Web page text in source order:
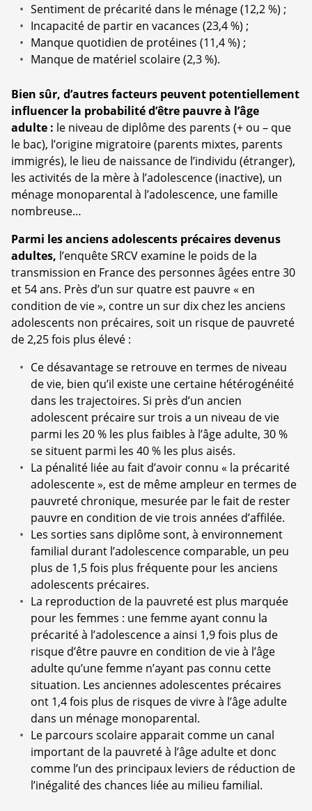
Sentiment de précarité dans le ménage (12,2 %) ;
Incapacité de partir en vacances (23,4 %) ;
Manque quotidien de protéines (11,4 %) ;
Manque de matériel scolaire (2,3 %).
Bien sûr, d’autres facteurs peuvent potentiellement
influencer la probabilité d’être pauvre à l’âge
adulte : le niveau de diplôme des parents (+ ou – que
le bac), l’origine migratoire (parents mixtes, parents
immigrés), le lieu de naissance de l’individu (étranger),
les activités de la mère à l’adolescence (inactive), un
ménage monoparental à l’adolescence, une famille
nombreuse…
Parmi les anciens adolescents précaires devenus
adultes, l’enquête SRCV examine le poids de la
transmission en France des personnes âgées entre 30
et 54 ans. Près d’un sur quatre est pauvre « en
condition de vie », contre un sur dix chez les anciens
adolescents non précaires, soit un risque de pauvreté
de 2,25 fois plus élevé :
Ce désavantage se retrouve en termes de niveau
de vie, bien qu’il existe une certaine hétérogénéité
dans les trajectoires. Si près d’un ancien
adolescent précaire sur trois a un niveau de vie
parmi les 20 % les plus faibles à l’âge adulte, 30 %
se situent parmi les 40 % les plus aisés.
La pénalité liée au fait d’avoir connu « la précarité
adolescente », est de même ampleur en termes de
pauvreté chronique, mesurée par le fait de rester
pauvre en condition de vie trois années d’affilée.
Les sorties sans diplôme sont, à environnement
familial durant l’adolescence comparable, un peu
plus de 1,5 fois plus fréquente pour les anciens
adolescents précaires.
La reproduction de la pauvreté est plus marquée
pour les femmes : une femme ayant connu la
précarité à l’adolescence a ainsi 1,9 fois plus de
risque d’être pauvre en condition de vie à l’âge
adulte qu’une femme n’ayant pas connu cette
situation. Les anciennes adolescentes précaires
ont 1,4 fois plus de risques de vivre à l’âge adulte
dans un ménage monoparental.
Le parcours scolaire apparait comme un canal
important de la pauvreté à l’âge adulte et donc
comme l’un des principaux leviers de réduction de
l’inégalité des chances liée au milieu familial.